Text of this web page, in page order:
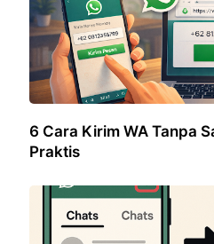
6 Cara Kirim WA Tanpa
Praktis